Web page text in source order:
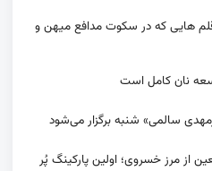
هایی که در سکوت مدافع میهن و
نان کامل است
سالمی» شنبه برگزار می‌شود
از مرز خسروی؛ اولین پارکینگ پُر